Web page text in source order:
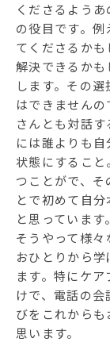
くださるよう
の役目です。
てくださるか
解決できるかも
します。その
はできません
さんとも対話
には誰よりも
状態にするこ
つことがで、
とで初めて自
と思っています。
そうやって様
おひとりから
ます。特にケ
けで、電話の
びをこれから
思います。